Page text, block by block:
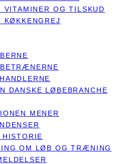
VITAMINER OG TILSKUD
KØKKENGREJ
DANSKE LØBEBRANCHE
MENER
OM LØB OG TRÆNING